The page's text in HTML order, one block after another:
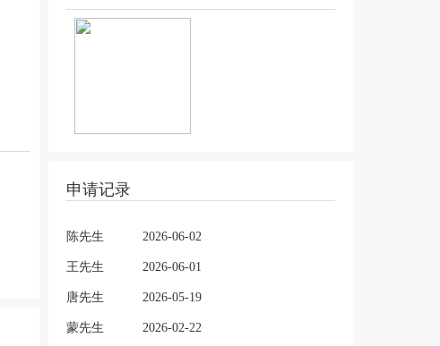
申请记录
陈先生 2026-06-02
王先生 2026-06-01
唐先生 2026-05-19
蒙先生 2026-02-22